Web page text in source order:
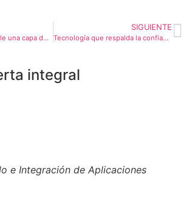
¿Por qué no agregarle una capa de inteligencia a tus API?
SIGUIENTE
Tecnología que respalda la confianza: nuestra experiencia en el sector financiero
integral
e Integración de Aplicaciones